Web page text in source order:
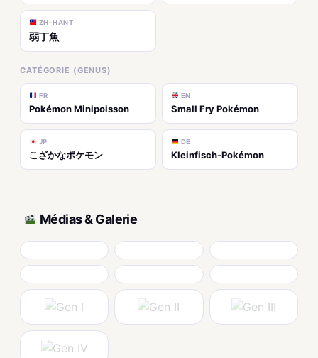
ZH-HANT
弱丁魚
CATÉGORIE (GENUS)
FR
Pokémon Minipoisson
EN
Small Fry Pokémon
JP
こざかなポケモン
DE
Kleinfisch-Pokémon
Médias & Galerie